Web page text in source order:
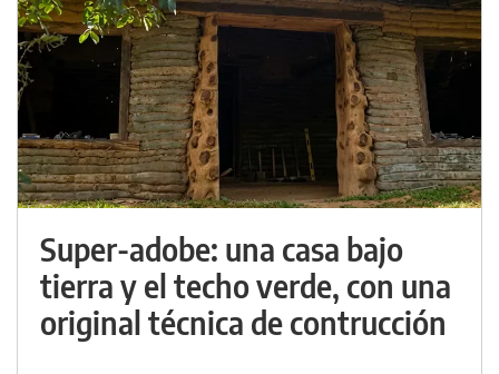
Super-adobe: una casa bajo
tierra y el techo verde, con una
original técnica de contrucción